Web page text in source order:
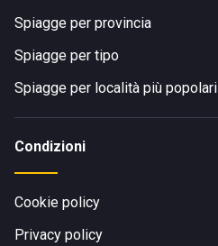
Spiagge per provincia
Spiagge per tipo
Spiagge per località più popolari
Condizioni
Cookie policy
Privacy policy